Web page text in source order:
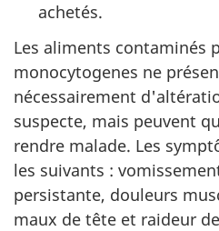
achetés.
Les aliments contaminés
monocytogenes ne
nécessairement
suspecte, mais peuvent
rendre malade. Les
les suivants :
persistante, douleurs
maux de tête et raideur